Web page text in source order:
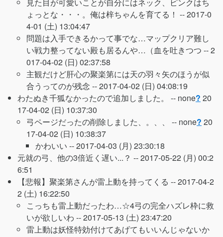
ょっとな・・・。俺は梓ちゃんを育てる！ --2017-0
4-01 (土) 13:04:47
問題は入手できるかって事でな…マップクリア難し
い戦力整ってない殿も居るんや…（血を吐きつつ --2
017-04-02 (日) 02:37:58
主観だけど肝心の聚楽第には天の羽々矢のほうが似
合うってのが残念 --2017-04-02 (日) 04:08:19
わたぬき千狐なかったので追加しました。 -- none? 20
17-04-02 (日) 10:37:30
弓ページだったの削除しました、。、、 -- none? 20
17-04-02 (日) 10:38:37
かわいい --2017-04-03 (月) 23:30:18
元就の弓、他の3倍近く遅い...？ --2017-05-22 (月) 00:2
6:51
【悲報】聚楽第さんが雷上動を持ってくる --2017-04-2
2 (土) 16:22:50
こっちも雷上動だったわ…☆4弓の完全ハズレ枠に救
いが欲しいわ --2017-05-13 (土) 23:47:20
雷上動は妖怪特効付けてあげてもいいんじゃないか